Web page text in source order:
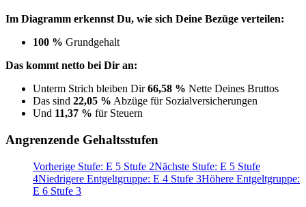
Im Diagramm erkennst Du, wie sich Deine Bezüge verteilen:
100 % Grundgehalt
Das kommt netto bei Dir an:
Unterm Strich bleiben Dir66,58 % Nette Deines Bruttos
Das sind 22,05 % Abzüge für Sozialversicherungen
Und 11,37 % für Steuern
Angrenzende Gehaltsstufen
Vorherige Stufe: E 5 Stufe 2Nächste Stufe: E 5 Stufe
4Niedrigere Entgeltgruppe: E 4 Stufe 3Höhere Entgeltgruppe:
E 6 Stufe 3